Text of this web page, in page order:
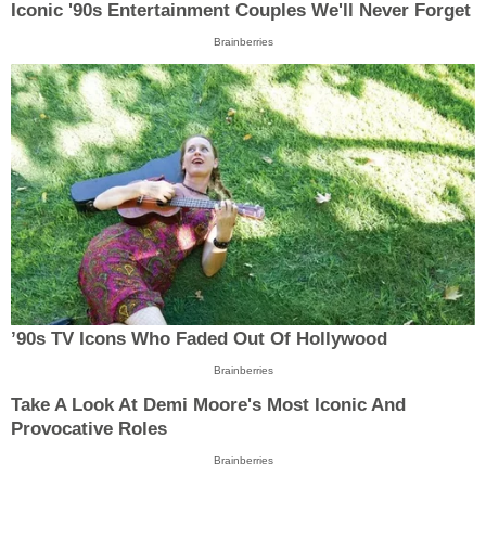
Iconic '90s Entertainment Couples We'll Never Forget
Brainberries
’90s TV Icons Who Faded Out Of Hollywood
Brainberries
Take A Look At Demi Moore's Most Iconic And
Provocative Roles
Brainberries